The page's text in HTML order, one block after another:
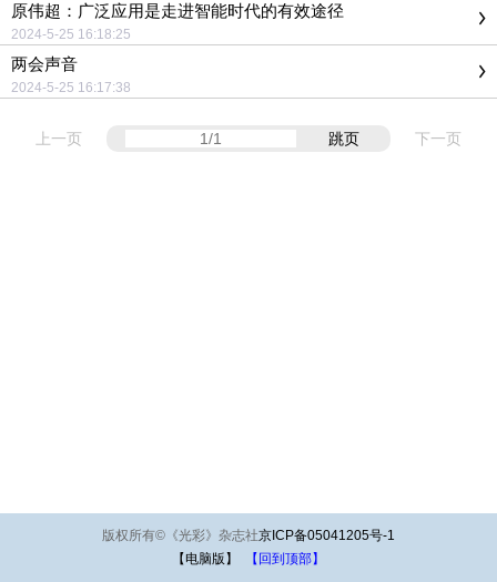
原伟超：广泛应用是走进智能时代的有效途径
2024-5-25 16:18:25
两会声音
2024-5-25 16:17:38
上一页 跳页 下一页
版权所有© 《光彩》杂志社京ICP备05041205号-1
【电脑版】
【回到顶部】